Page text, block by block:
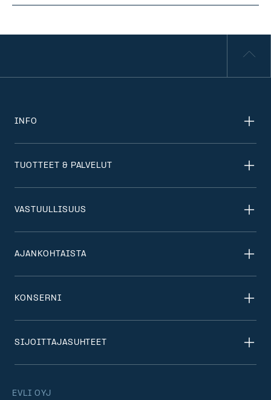
EVLI OYJ
INFO
TUOTTEET & PALVELUT
VASTUULLISUUS
AJANKOHTAISTA
KONSERNI
SIJOITTAJASUHTEET